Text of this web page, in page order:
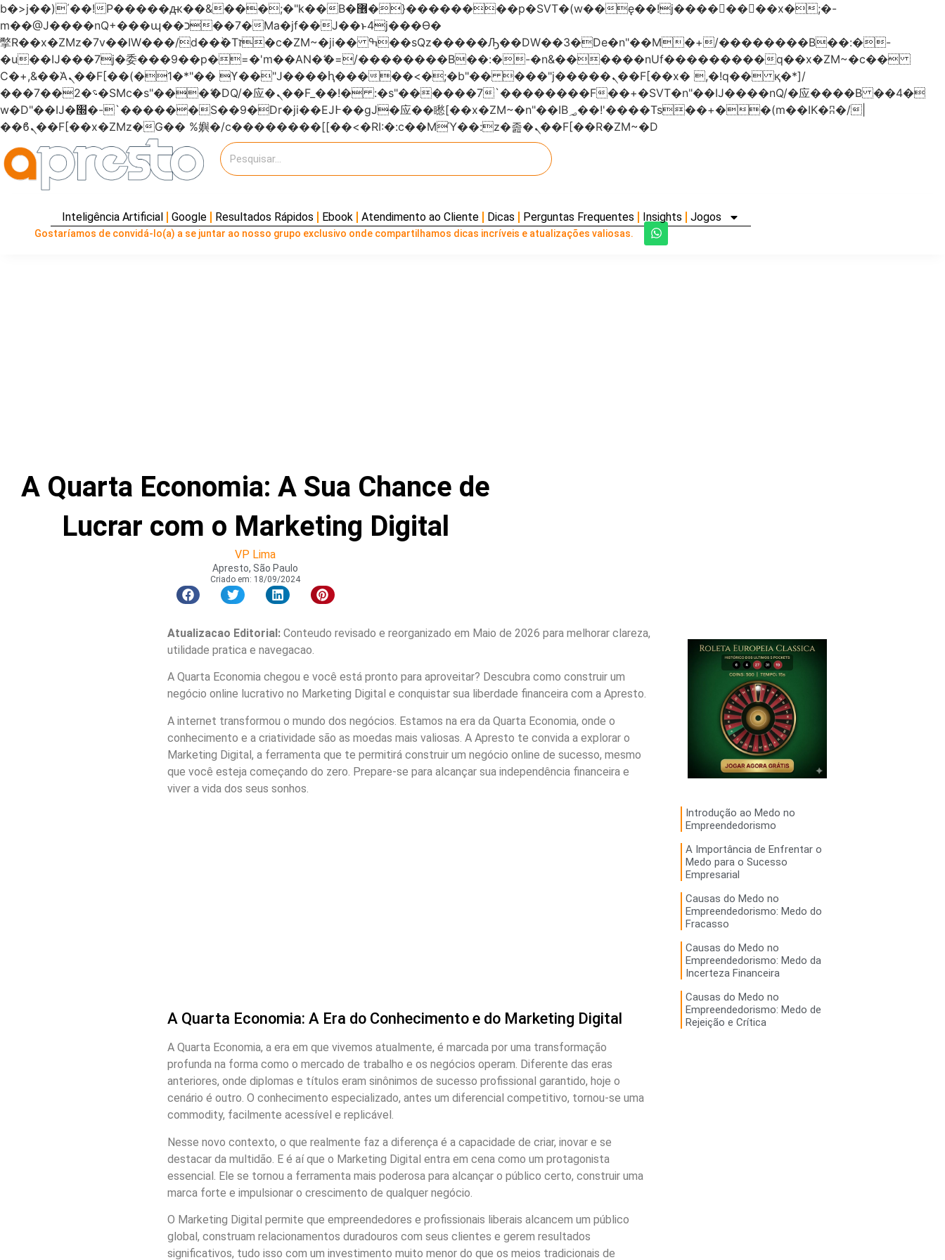
b�>j��)΄��!P�����ԫ��&���;�"k��B�޶�}��������p�SVT�(w��ę��!j��������x�;�-
m��@J����nQ+���պ��כ��7�Ma�jf��J��ͱ4j���Ѳ�
撆R��x�ZMz�7v��IW���/d��ٞ�Тז�c�ZM~�ji�� ߒ��sQz�����Ԡ��DW��3�De�n"��M�+/��������B��:�-
�u��IJ���7j�委���9��p�=�'m��AN�ޭ�=/��������B��:�-�n&������nUf���������q��x�ZM~�c��
Ϲ�+,&��Ὰܢ��F[��(�1�*"�� ϒ��"J����ԧ�����<�;�b"�� ���"j�����ܢ��F[��x� ,�!q�� қ�*]/
���؝�2��7�SMc�s"���ޭ�DQ/�应�ܢ��F_��!� :�s"������7`��������F��+�SVT�n"��IJ����nQ/�应����B ��4�
w�D"��IJ�׭�-`������S��9�Dr�ji��EJ߅��gJ�应��矁[��x�ZM~�n"��IB؃��!'����Тѕ��+��(m��IK�ʭ�/|
��ϐܢ��F[��x�ZMz�G�� %嬩�/c��������[[��<�RI:�:c��MΎ��:z�졾�ܢ��F[��R�ZM~�D
Inteligência Artificial Google Resultados Rápidos Ebook Atendimento ao Cliente Dicas Perguntas Frequentes Insights Jogos
Gostaríamos de convidá-lo(a) a se juntar ao nosso grupo exclusivo onde compartilhamos dicas incríveis e atualizações valiosas.
A Quarta Economia: A Sua Chance de
Lucrar com o Marketing Digital
VP Lima
Apresto, São Paulo
Criado em: 18/09/2024
Atualizacao Editorial:Conteudo revisado e reorganizado em Maio de 2026 para melhorar clareza,
utilidade pratica e navegacao.
A Quarta Economia chegou e você está pronto para aproveitar? Descubra como construir um
negócio online lucrativo no Marketing Digital e conquistar sua liberdade financeira com a Apresto.
A internet transformou o mundo dos negócios. Estamos na era da Quarta Economia, onde o
conhecimento e a criatividade são as moedas mais valiosas. A Apresto te convida a explorar o
Marketing Digital, a ferramenta que te permitirá construir um negócio online de sucesso, mesmo
que você esteja começando do zero. Prepare-se para alcançar sua independência financeira e
viver a vida dos seus sonhos.
A Quarta Economia: A Era do Conhecimento e do Marketing Digital
A Quarta Economia, a era em que vivemos atualmente, é marcada por uma transformação
profunda na forma como o mercado de trabalho e os negócios operam. Diferente das eras
anteriores, onde diplomas e títulos eram sinônimos de sucesso profissional garantido, hoje o
cenário é outro. O conhecimento especializado, antes um diferencial competitivo, tornou-se uma
commodity, facilmente acessível e replicável.
Nesse novo contexto, o que realmente faz a diferença é a capacidade de criar, inovar e se
destacar da multidão. E é aí que o Marketing Digital entra em cena como um protagonista
essencial. Ele se tornou a ferramenta mais poderosa para alcançar o público certo, construir uma
marca forte e impulsionar o crescimento de qualquer negócio.
O Marketing Digital permite que empreendedores e profissionais liberais alcancem um público
global, construam relacionamentos duradouros com seus clientes e gerem resultados
significativos, tudo isso com um investimento muito menor do que os meios tradicionais de
Introdução ao Medo no
Empreendedorismo
A Importância de Enfrentar o
Medo para o Sucesso
Empresarial
Causas do Medo no
Empreendedorismo: Medo do
Fracasso
Causas do Medo no
Empreendedorismo: Medo da
Incerteza Financeira
Causas do Medo no
Empreendedorismo: Medo de
Rejeição e Crítica